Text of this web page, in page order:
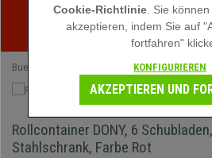
Sommerschlussverkauf bei
Rabatte für kurze Zeit -
Buerostuhlpro
Rollcontainer DONY, 6
Stahlschrank, Farbe Rot
Cookie-Richtlinie . Sie
akzeptieren, indem Sie auf
fortfahren"
KONFIGURIEREN
AKZEPTIEREN UND